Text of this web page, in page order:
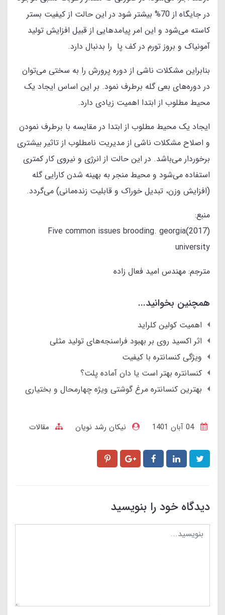
در جایگاه از 70% بیشتر شود در این حالت از کیفیت بستر
کاسته می‌شود و این امر پیامدهایی از قبیل افزایش تولید
آمونیاک و بروز تورم در کف پا را بدنبال دارد.
بنابراین مشکلات ناشی از دوره پرورش را به سختی می‌توان
در دوره‌های بعی گله برطرف نمود. بر این اساس ایجاد یک
محیط مطلوب از ابتدا اهمیت زیادی دارد.
ایجاد یک محیط مطلوب از ابتدا در مقایسه با برطرف نمودن
و اصلاح مشکلات ناشی از مدیریت نامطلوب از تاثیر بیشتری
برخوردار می‌باشد. در این حالت از انرژی و نیروی کار کمتری
استفاده می‌شود و محیط منجر به بهینه شدن کارایی گله
(افزایش وزن، تبدیل خوراک و قابلیت زنده‌مانی) می‌گردد.
منبع:
(2017)Five common issues brooding. georgia
university
مترجم: مهندس امید فعال زاده
همچنین بخوانید...
اهمیت کولین کلراید
اثر اکسید روی بر بهبود فراسنجه‌های تولید مثلی
ویژگی کنسانتره با کیفیت
کنسانتره بهتر است یا دان آماده پلت؟
بهترین کنسانتره مرغ گوشتی ویژه چهارمحال و بختیاری
04 آبان 1401 نیکان رشد نویان مقالات
دیدگاه خود را بنویسید